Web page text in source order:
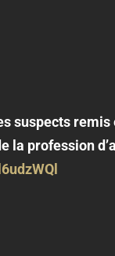
suspects
profession